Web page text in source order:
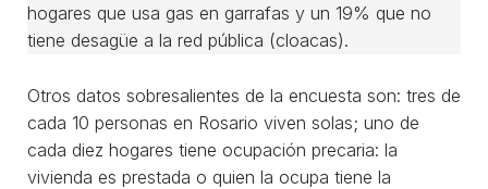
hogares que usa gas en garrafas y un 19% que no
tiene desagüe a la red pública (cloacas).
Otros datos sobresalientes de la encuesta son: tres de
cada 10 personas en Rosario viven solas; uno de
cada diez hogares tiene ocupación precaria: la
vivienda es prestada o quien la ocupa tiene la